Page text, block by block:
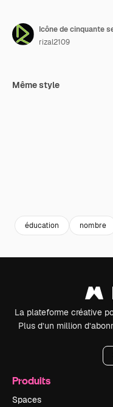
Icône de cinquante
rizal2109
Même style
éducation nombre
La plateforme créative
Plus d’un million
Produits
Spaces